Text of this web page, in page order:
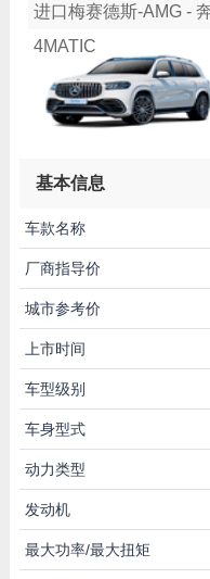
进口梅赛德斯-AMG -
4MATIC
基本信息
车款名称
厂商指导价
城市参考价
上市时间
车型级别
车身型式
动力类型
发动机
最大功率/最大扭矩